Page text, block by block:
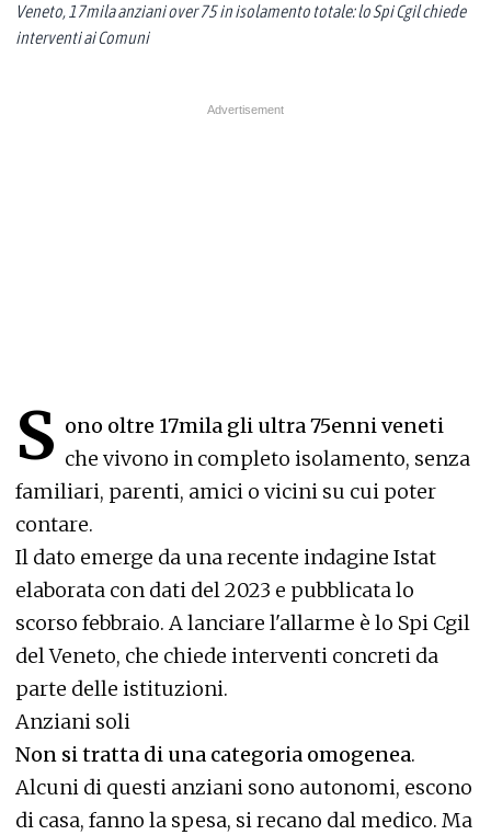
Veneto, 17mila anziani over 75 in isolamento totale: lo Spi Cgil chiede
interventi ai Comuni
S ono oltre 17mila gli ultra 75enni veneti
che vivono in completo isolamento, senza
familiari, parenti, amici o vicini su cui poter
contare.
Il dato emerge da una recente indagine Istat
elaborata con dati del 2023 e pubblicata lo
scorso febbraio. A lanciare l'allarme è lo Spi Cgil
del Veneto, che chiede interventi concreti da
parte delle istituzioni.
Anziani soli
Non si tratta di una categoria omogenea.
Alcuni di questi anziani sono autonomi, escono
di casa, fanno la spesa, si recano dal medico. Ma